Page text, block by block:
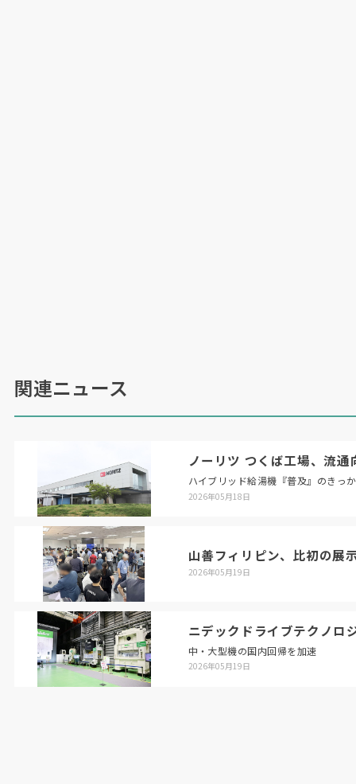
関連ニュース
ノーリツ つくば工場、流
ハイブリッド給湯機『普及』のきっ
2026年05月18日
山善フィリピン、比初の展
2026年05月19日
ニデックドライブテクノ
中・大型機の国内回帰を加速
2026年05月19日